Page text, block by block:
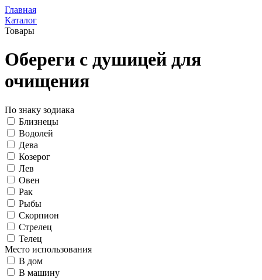
Главная
Каталог
Товары
Обереги с душицей для
очищения
По знаку зодиака
Близнецы
Водолей
Дева
Козерог
Лев
Овен
Рак
Рыбы
Скорпион
Стрелец
Телец
Место использования
В дом
В машину